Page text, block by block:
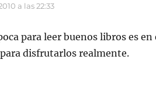
a las 22:33
para leer buenos libros es
disfrutarlos realmente.